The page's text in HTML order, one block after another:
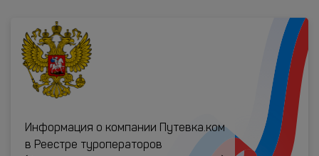
Информация о компании Путевка.ком
в Реестре туроператоров